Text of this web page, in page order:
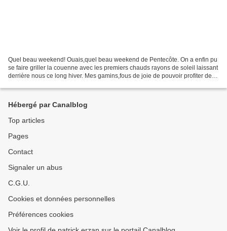
Quel beau weekend! Ouais,quel beau weekend de Pentecôte. On a enfin pu
se faire griller la couenne avec les premiers chauds rayons de soleil laissant
derrière nous ce long hiver. Mes gamins,fous de joie de pouvoir profiter des
Hébergé par Canalblog
Top articles
Pages
Contact
Signaler un abus
C.G.U.
Cookies et données personnelles
Préférences cookies